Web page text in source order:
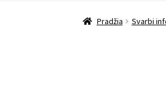
Pradžia Svarbi